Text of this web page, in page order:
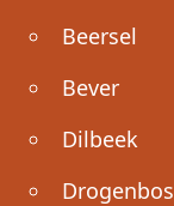
Beersel
Bever
Dilbeek
Drogenbos